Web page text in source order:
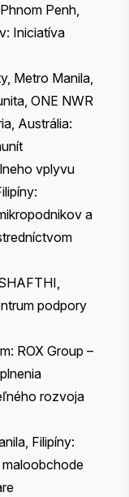
Penh,
Iniciatíva
Metro Manila,
ONE NWR
Austrália:
vplyvu
a
podpory
ROX Group –
rozvoja
Filipíny: